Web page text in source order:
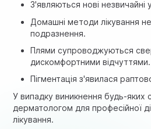
З'являються нові незвичайні
Домашні методи лікування
подразнення.
Плями супроводжуються
дискомфортними відчуттями.
Пігментація з'явилася
У випадку виникнення будь-яких
дерматологом для професійної
лікування.